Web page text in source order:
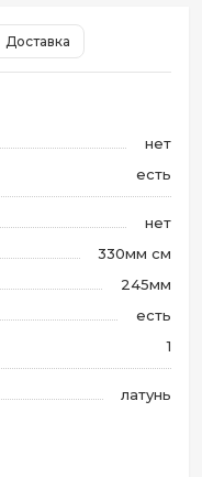
Доставка
нет
есть
нет
330мм см
245мм
есть
1
латунь